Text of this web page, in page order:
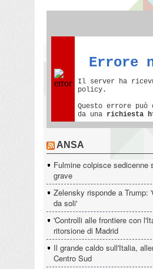
ANSA
Fulmine colpisce sedicenne
grave
Zelensky risponde a Trump:
da soli'
'Controlli alle frontiere con
ritorsione di Madrid
Il grande caldo sull'Italia,
Centro Sud